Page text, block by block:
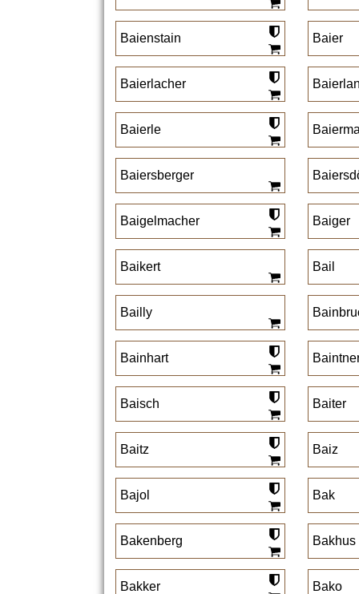
Baienstain Baier
Baierlacher
Baierle
Baiersberger
Baigelmacher Baiger
Baikert Bail
Bailly
Bainhart
Baisch Baiter
Baitz Baiz
Bajol Bak
Bakenberg Bakhus
Bakker Bako